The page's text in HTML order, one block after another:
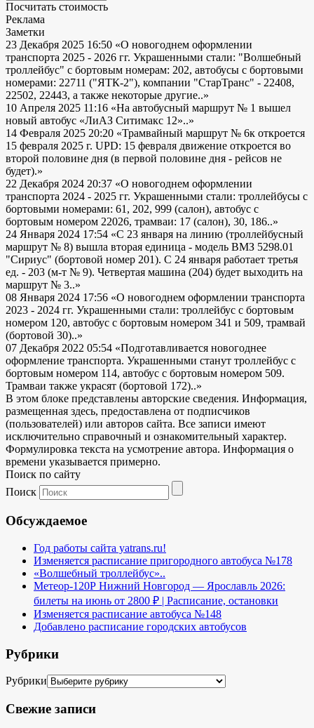
Посчитать стоимость
Реклама
Заметки
23 Декабря 2025 16:50 «О новогоднем оформлении
транспорта 2025 - 2026 гг. Украшенными стали: "Волшебный
троллейбус" с бортовым номерам: 202, автобусы с бортовыми
номерами: 22711 ("ЯТК-2"), компании "СтарТранс" - 22408,
22502, 22443, а также некоторые другие..»
10 Апреля 2025 11:16 «На автобусный маршрут № 1 вышел
новый автобус «ЛиАЗ Ситимакс 12»..»
14 Февраля 2025 20:20 «Трамвайный маршрут № 6к откроется
15 февраля 2025 г. UPD: 15 февраля движение откроется во
второй половине дня (в первой половине дня - рейсов не
будет).»
22 Декабря 2024 20:37 «О новогоднем оформлении
транспорта 2024 - 2025 гг. Украшенными стали: троллейбусы с
бортовыми номерами: 61, 202, 999 (салон), автобус с
бортовым номером 22026, трамваи: 17 (салон), 30, 186..»
24 Января 2024 17:54 «С 23 января на линию (троллейбусный
маршрут № 8) вышла вторая единица - модель ВМЗ 5298.01
"Сириус" (бортовой номер 201). С 24 января работает третья
ед. - 203 (м-т № 9). Четвертая машина (204) будет выходить на
маршрут № 3..»
08 Января 2024 17:56 «О новогоднем оформлении транспорта
2023 - 2024 гг. Украшенными стали: троллейбус с бортовым
номером 120, автобус с бортовым номером 341 и 509, трамвай
(бортовой 30)..»
07 Декабря 2022 05:54 «Подготавливается новогоднее
оформление транспорта. Украшенными станут троллейбус с
бортовым номером 114, автобус с бортовым номером 509.
Трамваи также украсят (бортовой 172)..»
В этом блоке представлены авторские сведения. Информация,
размещенная здесь, предоставлена от подписчиков
(пользователей) или авторов сайта. Все записи имеют
исключительно справочный и ознакомительный характер.
Формулировка текста на усмотрение автора. Информация о
времени указывается примерно.
Поиск по сайту
Поиск
Обсуждаемое
Год работы сайта yatrans.ru!
Изменяется расписание пригородного автобуса №178
«Волшебный троллейбус»..
Метеор-120Р Нижний Новгород — Ярославль 2026:
билеты на июнь от 2800 ₽ | Расписание, остановки
Изменяется расписание автобуса №148
Добавлено расписание городских автобусов
Рубрики
Рубрики
Свежие записи